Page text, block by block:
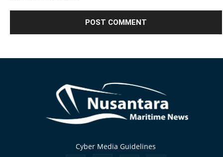
Cyber Media Guidelines